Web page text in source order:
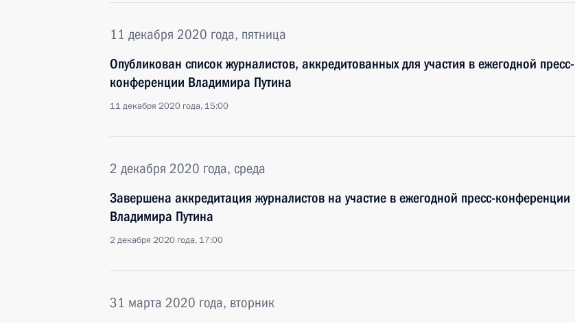
11 декабря 2020 года, пятница
Опубликован список журналистов, аккредитованных для участия в ежегодной пресс-
конференции Владимира Путина
11 декабря 2020 года, 15:00
2 декабря 2020 года, среда
Завершена аккредитация журналистов на участие в ежегодной пресс-конференции
Владимира Путина
2 декабря 2020 года, 17:00
31 марта 2020 года, вторник